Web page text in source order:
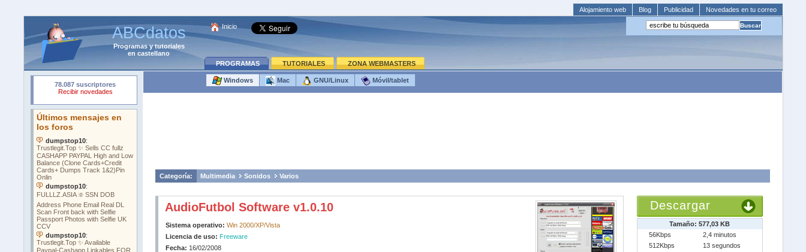
Alojamiento web Blog Publicidad Novedades en tu correo
ABCdatos
Programasytutoriales
en castellano
Inicio
PROGRAMAS TUTORIALES ZONA WEBMASTERS
Windows Mac GNU/Linux Móvil/tablet
Categoría: Multimedia Sonidos Varios
AudioFutbol Software v1.0.10
Sistema operativo: Win 2000/XP/Vista
Licencia de uso: Freeware
Fecha: 16/02/2008
Descargar
Tamaño: 577,03 KB
56Kbps
2,4 minutos
512Kbps
13 segundos